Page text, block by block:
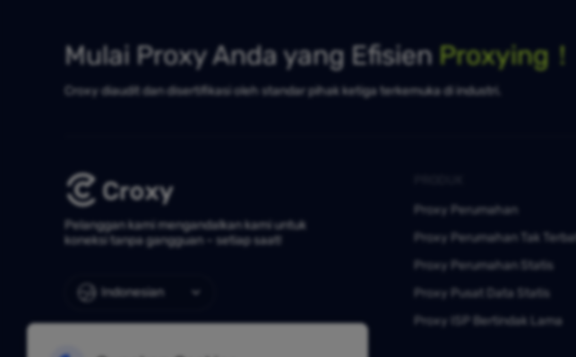
Mulai Proxy Anda yang Efisien Proxying！
Croxy diaudit dan disertifikasi oleh standar pihak ketiga terkemuka di industri.
Pelanggan kami mengandalkan kami untuk
koneksi tanpa gangguan – setiap saat!
Indonesian
Proxy Perumahan
Proxy Perumahan Tak
Proxy Perumahan Statis
Proxy Pusat Data Statis
Proxy ISP Bertindak Lama